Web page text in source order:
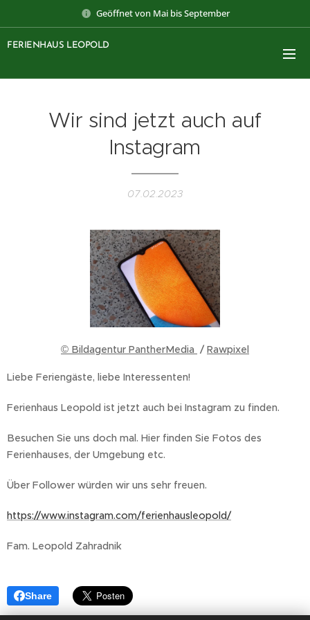
Geöffnet von Mai bis September
FERIENHAUS LEOPOLD
Wir sind jetzt auch auf
Instagram
07.02.2023
© Bildagentur PantherMedia / Rawpixel
Liebe Feriengäste, liebe Interessenten!
Ferienhaus Leopold ist jetzt auch bei Instagram zu finden.
Besuchen Sie uns doch mal. Hier finden Sie Fotos des
Ferienhauses, der Umgebung etc.
Über Follower würden wir uns sehr freuen.
https://www.instagram.com/ferienhausleopold/
Fam. Leopold Zahradnik
Share